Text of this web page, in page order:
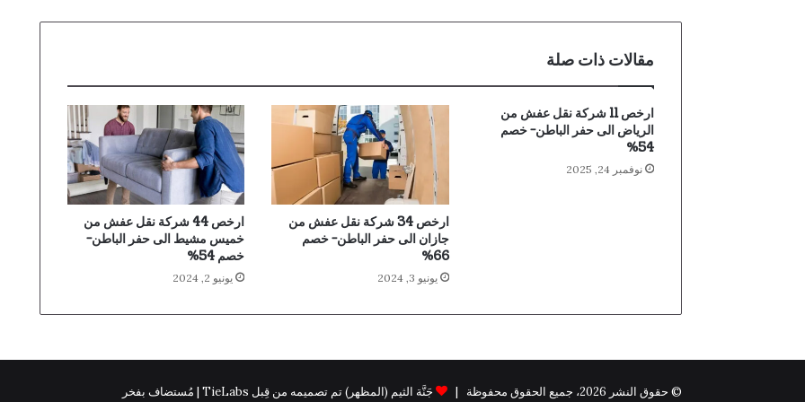
مقالات ذات صلة
ارخص 11 شركة نقل عفش من
الرياض الى حفر الباطن- خصم
54%
نوفمبر 24, 2025
ارخص 34 شركة نقل عفش من
جازان الى حفر الباطن- خصم
66%
يونيو 3, 2024
ارخص 44 شركة نقل عفش من
خميس مشيط الى حفر الباطن-
خصم 54%
يونيو 2, 2024
© حقوق النشر 2026، جميع الحقوق محفوظة | جَنَّة الثيم (المظهر) تم تصميمه من قِبل TieLabs | مُستضاف بفخر